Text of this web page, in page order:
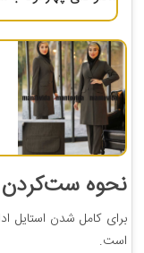
نحوه ست‌کردن
برای کامل شدن استایل
است.